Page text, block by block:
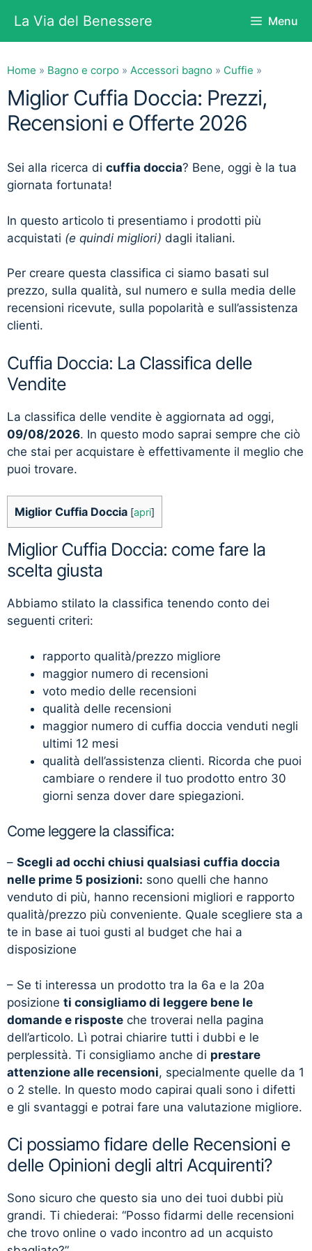
contenuto
La Via del Benessere Menu
Home » Bagno e corpo » Accessori bagno » Cuffie »
Miglior Cuffia Doccia: Prezzi,
Recensioni e Offerte 2026
Sei alla ricerca di cuffia doccia? Bene, oggi è la tua
giornata fortunata!
In questo articolo ti presentiamo i prodotti più
acquistati (e quindi migliori) dagli italiani.
Per creare questa classifica ci siamo basati sul
prezzo, sulla qualità, sul numero e sulla media delle
recensioni ricevute, sulla popolarità e sull’assistenza
clienti.
Cuffia Doccia: La Classifica delle
Vendite
La classifica delle vendite è aggiornata ad oggi,
09/08/2026. In questo modo saprai sempre che ciò
che stai per acquistare è effettivamente il meglio che
puoi trovare.
Miglior Cuffia Doccia [apri]
Miglior Cuffia Doccia: come fare la
scelta giusta
Abbiamo stilato la classifica tenendo conto dei
seguenti criteri:
rapporto qualità/prezzo migliore
maggior numero di recensioni
voto medio delle recensioni
qualità delle recensioni
maggior numero di cuffia doccia venduti negli
ultimi 12 mesi
qualità dell’assistenza clienti. Ricorda che puoi
cambiare o rendere il tuo prodotto entro 30
giorni senza dover dare spiegazioni.
Come leggere la classifica:
– Scegli ad occhi chiusi qualsiasi cuffia doccia
nelle prime 5 posizioni: sono quelli che hanno
venduto di più, hanno recensioni migliori e rapporto
qualità/prezzo più conveniente. Quale scegliere sta a
te in base ai tuoi gusti al budget che hai a
disposizione
– Se ti interessa un prodotto tra la 6a e la 20a
posizione ti consigliamo di leggere bene le
domande e risposte che troverai nella pagina
dell’articolo. Lì potrai chiarire tutti i dubbi e le
perplessità. Ti consigliamo anche di prestare
attenzione alle recensioni, specialmente quelle da 1
o 2 stelle. In questo modo capirai quali sono i difetti
e gli svantaggi e potrai fare una valutazione migliore.
Ci possiamo fidare delle Recensioni e
delle Opinioni degli altri Acquirenti?
Sono sicuro che questo sia uno dei tuoi dubbi più
grandi. Ti chiederai: “Posso fidarmi delle recensioni
che trovo online o vado incontro ad un acquisto